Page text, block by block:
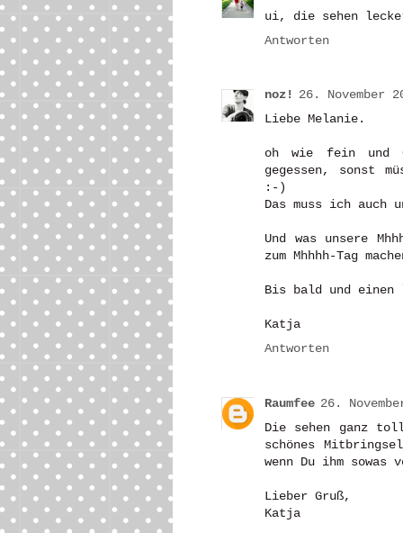
ui, die sehen
Antworten
noz! 26. November
Liebe Melanie.
oh wie fein und
gegessen, sonst
:-)
Das muss ich auch
Und was unsere
zum Mhhhh-Tag
Bis bald und einen
Katja
Antworten
Raumfee 26.
Die sehen ganz
schönes
wenn Du ihm
Lieber Gruß,
Katja